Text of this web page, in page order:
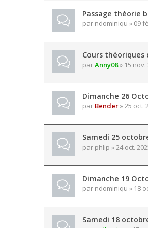
Passage théorie
par ndominiqu » 09
Cours théoriques
parAnny08» 15 nov.
Dimanche 26
par Bender» 25 oct.
Samedi 25
par phlip » 24 oct.
Dimanche 19
par ndominiqu » 18
Samedi 18